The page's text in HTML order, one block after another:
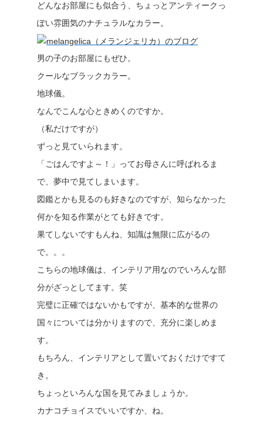
どんなお部屋にも似合う、ちょっとアンティークっ
ぽい雰囲気のナチュラルなカラー。
男の子のお部屋にもぜひ。
クールなブラックカラー。
地球儀。
なんでこんな心ときめくのですか。
（私だけですが）
ずっと見ていられます。
「ごはんですよ～！」ってお母さんに呼ばれるま
で、夢中で見てしまいます。
図鑑とかも見るのも好きなのですが、知らなかった
何かを知る作業がとても好きです。
果てしないですもんね、知識は無限に広がるの
で。。。
こちらの地球儀は、インテリア用なのでいろんな部
分がざっとしてます。笑
完璧に正確ではないかもですが、基本的な世界の
国々については分かりますので、充分に楽しめま
す。
もちろん、インテリアとして置いておくだけですて
き。
ちょっといろんな国を見てみましょうか。
カナコチョイスでいいですか、ね。